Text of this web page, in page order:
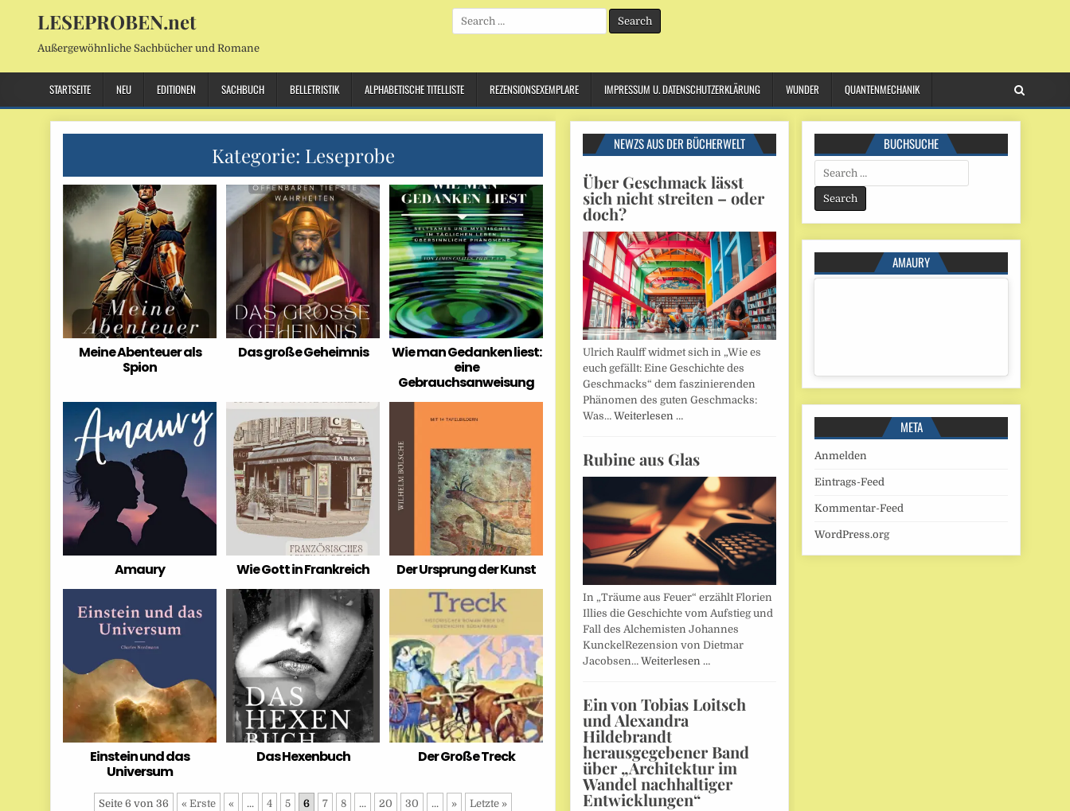
LESEPROBEN.net
Außergewöhnliche Sachbücher und Romane
Search
for:
STARTSEITE NEU EDITIONEN SACHBUCH BELLETRISTIK ALPHABETISCHE TITELLISTE REZENSIONSEXEMPLARE IMPRESSUM U. DATENSCHUTZERKLÄRUNG WUNDER QUANTENMECHANIK
Kategorie: Leseprobe
Meine Abenteuer als
Spion
Das große Geheimnis
Wie man Gedanken liest:
eine
Gebrauchsanweisung
Amaury Wie Gott in Frankreich Der Ursprung der Kunst
Einstein und das
Universum
Das Hexenbuch Der Große Treck
Seite 6 von 36 « Erste « ... 4 5 6 7 8 ... 20 30 ... » Letzte »
NEWZS AUS DER BÜCHERWELT
Über Geschmack lässt
sich nicht streiten – oder
doch?
Ulrich Raulff widmet sich in „Wie es
euch gefällt: Eine Geschichte des
Geschmacks“ dem faszinierenden
Phänomen des guten Geschmacks:
Was… Weiterlesen …
Rubine aus Glas
In „Träume aus Feuer“ erzählt Florien
Illies die Geschichte vom Aufstieg und
Fall des Alchemisten Johannes
KunckelRezension von Dietmar
Jacobsen… Weiterlesen …
Ein von Tobias Loitsch
und Alexandra
Hildebrandt
herausgegebener Band
über „Architektur im
Wandel nachhaltiger
Entwicklungen“
BUCHSUCHE
Search
for:
AMAURY
META
Anmelden
Eintrags-Feed
Kommentar-Feed
WordPress.org